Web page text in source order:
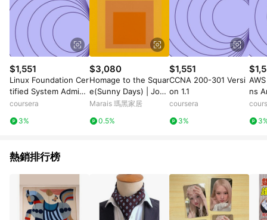
顏色、價位、贈品如與 Pinkoi 商品資訊頁及購物車不符，以
Pinkoi 購物商品資訊頁及購物車標示為準。 10. 點數紅包使用規
則請以點數紅包活動說明為準。 11. 若於 LINE 購物前往 Pinkoi
頁面後才首次下載 Pinkoi APP 並完成訂單，不符合導購資格；承
上，首次下載 Pinkoi APP 後，需透過 LINE 購物前往 Pinkoi 頁
面，方享導購資格。
$1,551
Linux Foundation Cer
tified System Admini
strator (LFCS): Unit 3
coursera
3%
$3,080
Homage to the Squar
e(Sunny Days) | Jose
f Albers - 銀色鋁框-中
Marais 瑪黑家居
0.5%
$1,551
CCNA 200-301 Versi
on 1.1
coursera
3%
ns
熱銷排行榜